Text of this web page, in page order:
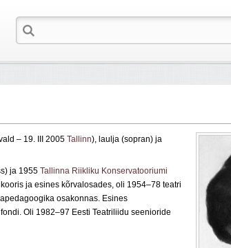
– 19. III 2005 Tallinn), laulja (sopran) ja
ja 1955 Tallinna Riikliku Konservatooriumi
ja esines kõrvalosades, oli 1954–78 teatri
osakonnas. Esines
Oli 1982–97 Eesti Teatriliidu seenioride